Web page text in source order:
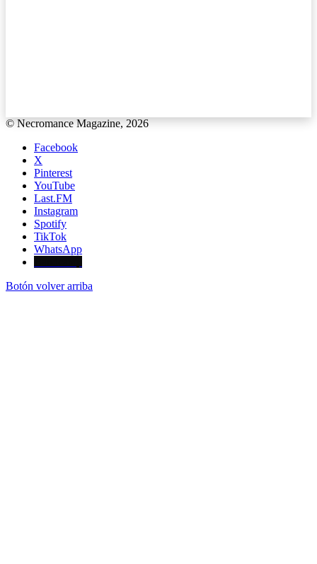
© Necromance Magazine, 2026
Facebook
X
Pinterest
YouTube
Last.FM
Instagram
Spotify
TikTok
WhatsApp
Botón volver arriba